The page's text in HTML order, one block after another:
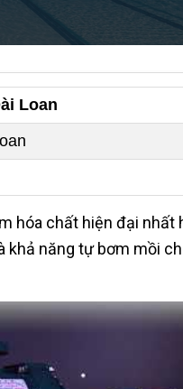
Loan
hóa chất hiện đại nhất
khả năng tự bơm mồi